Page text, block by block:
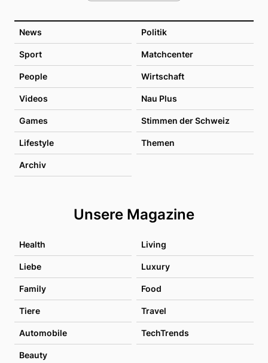
News Politik
Sport Matchcenter
People Wirtschaft
Videos Nau Plus
Games Stimmen der Schweiz
Lifestyle Themen
Archiv
Unsere Magazine
Health Living
Liebe Luxury
Family Food
Tiere Travel
Automobile TechTrends
Beauty